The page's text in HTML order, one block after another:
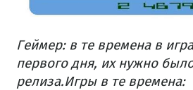
Геймер: в те времена в
первого дня, их нужно
релиза.Игры в те времена: